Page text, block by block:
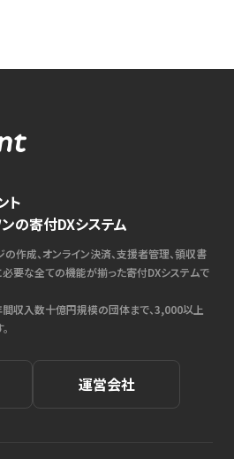
ト
の寄付DXシステム
作成、オンライン決済、支援者管理、領収書
必要な全ての機能が揃った寄付DXシステムで
収入数十億円規模の団体まで、3,000以上
運営会社